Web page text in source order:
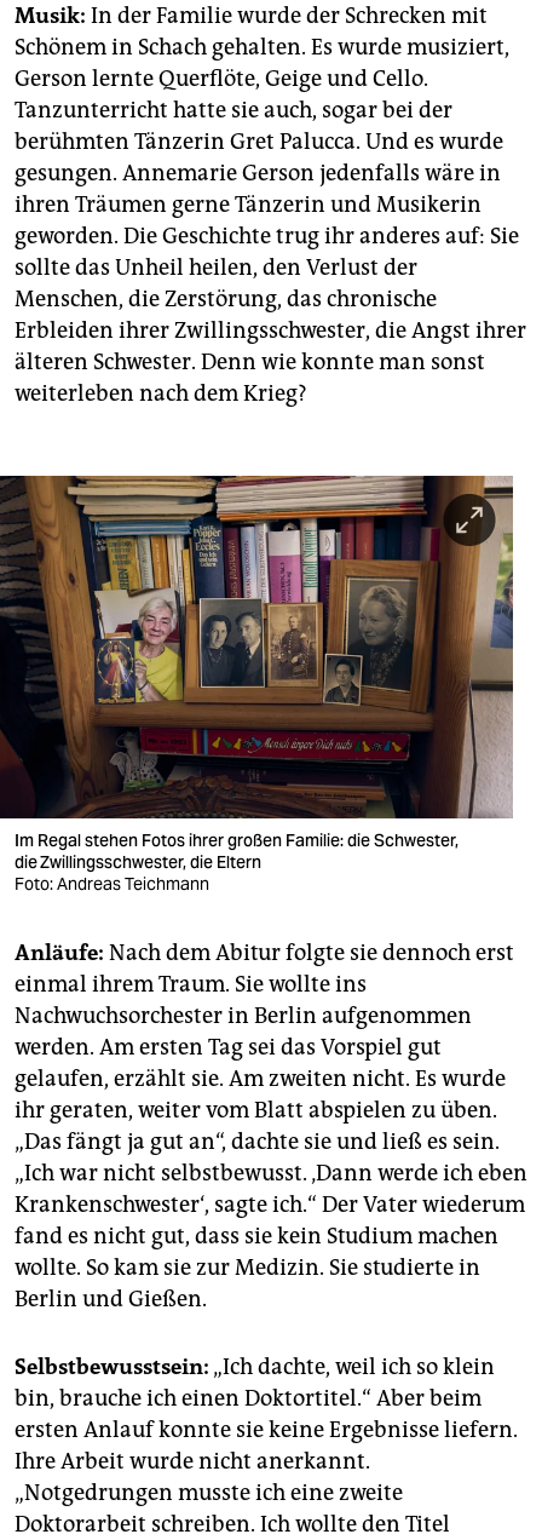
Musik: In der Familie wurde der Schrecken mit
Schönem in Schach gehalten. Es wurde musiziert,
Gerson lernte Querflöte, Geige und Cello.
Tanzunterricht hatte sie auch, sogar bei der
berühmten Tänzerin Gret Palucca. Und es wurde
gesungen. Annemarie Gerson jedenfalls wäre in
ihren Träumen gerne Tänzerin und Musikerin
geworden. Die Geschichte trug ihr anderes auf: Sie
sollte das Unheil heilen, den Verlust der
Menschen, die Zerstörung, das chronische
Erbleiden ihrer Zwillingsschwester, die Angst ihrer
älteren Schwester. Denn wie konnte man sonst
weiterleben nach dem Krieg?
Im Regal stehen Fotos ihrer großen Familie: die Schwester,
die Zwillingsschwester, die Eltern
Foto: Andreas Teichmann
Anläufe: Nach dem Abitur folgte sie dennoch erst
einmal ihrem Traum. Sie wollte ins
Nachwuchsorchester in Berlin aufgenommen
werden. Am ersten Tag sei das Vorspiel gut
gelaufen, erzählt sie. Am zweiten nicht. Es wurde
ihr geraten, weiter vom Blatt abspielen zu üben.
„Das fängt ja gut an“, dachte sie und ließ es sein.
„Ich war nicht selbstbewusst. ‚Dann werde ich eben
Krankenschwester‘, sagte ich.“ Der Vater wiederum
fand es nicht gut, dass sie kein Studium machen
wollte. So kam sie zur Medizin. Sie studierte in
Berlin und Gießen.
Selbstbewusstsein: „Ich dachte, weil ich so klein
bin, brauche ich einen Doktortitel.“ Aber beim
ersten Anlauf konnte sie keine Ergebnisse liefern.
Ihre Arbeit wurde nicht anerkannt.
„Notgedrungen musste ich eine zweite
Doktorarbeit schreiben. Ich wollte den Titel